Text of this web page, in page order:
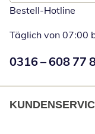
Bestell-Hotline
Täglich von 07:00
Numéro de
0316 – 608 77